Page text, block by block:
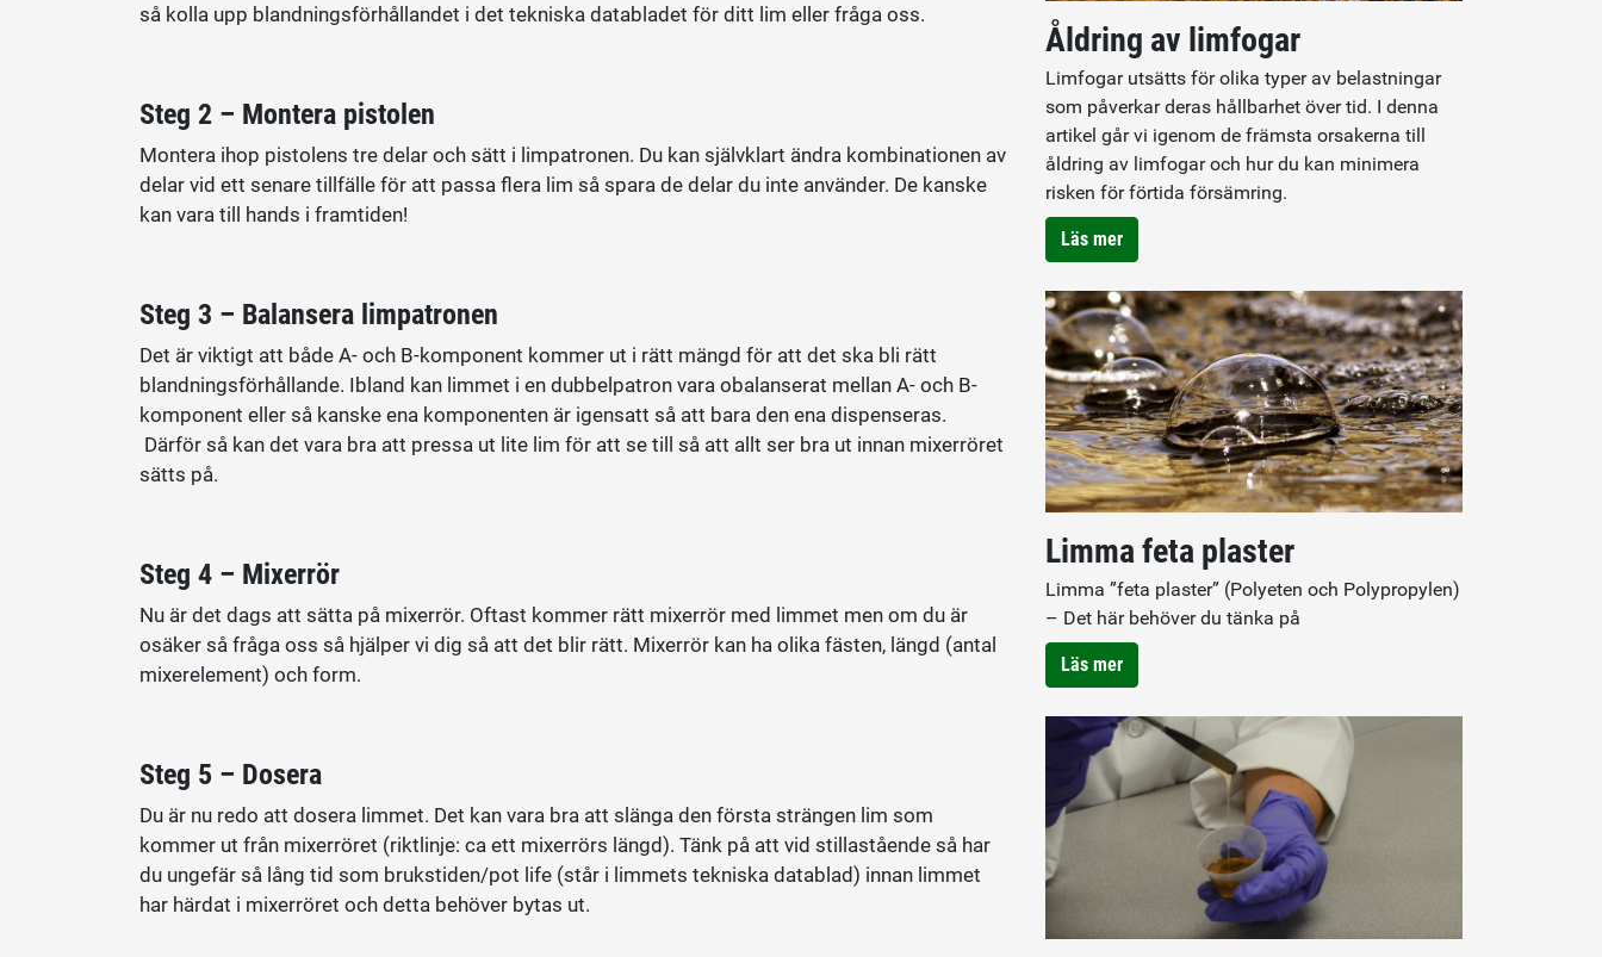
så kolla upp blandningsförhållandet i det tekniska databladet för ditt lim eller fråga oss.
Steg 2 – Montera pistolen
Montera ihop pistolens tre delar och sätt i limpatronen. Du kan självklart ändra kombinationen av
delar vid ett senare tillfälle för att passa flera lim så spara de delar du inte använder. De kanske
kan vara till hands i framtiden!
Steg 3 – Balansera limpatronen
Det är viktigt att både A- och B-komponent kommer ut i rätt mängd för att det ska bli rätt
blandningsförhållande. Ibland kan limmet i en dubbelpatron vara obalanserat mellan A- och B-
komponent eller så kanske ena komponenten är igensatt så att bara den ena dispenseras.
Därför så kan det vara bra att pressa ut lite lim för att se till så att allt ser bra ut innan mixerröret
sätts på.
Steg 4 – Mixerrör
Nu är det dags att sätta på mixerrör. Oftast kommer rätt mixerrör med limmet men om du är
osäker så fråga oss så hjälper vi dig så att det blir rätt. Mixerrör kan ha olika fästen, längd (antal
mixerelement) och form.
Steg 5 – Dosera
Du är nu redo att dosera limmet. Det kan vara bra att slänga den första strängen lim som
kommer ut från mixerröret (riktlinje: ca ett mixerrörs längd). Tänk på att vid stillastående så har
du ungefär så lång tid som brukstiden/pot life (står i limmets tekniska datablad) innan limmet
har härdat i mixerröret och detta behöver bytas ut.
Åldring av limfogar
Limfogar utsätts för olika typer av belastningar
som påverkar deras hållbarhet över tid. I denna
artikel går vi igenom de främsta orsakerna till
åldring av limfogar och hur du kan minimera
risken för förtida försämring.
Läs mer
Limma feta plaster
Limma ”feta plaster” (Polyeten och Polypropylen)
– Det här behöver du tänka på
Läs mer